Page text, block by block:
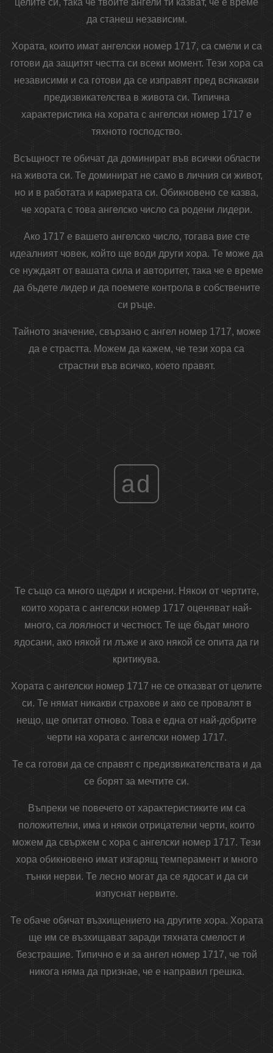
целите си, така че твоите ангели ти казват, че е време
да станеш независим.
Хората, които имат ангелски номер 1717, са смели и са
готови да защитят честта си всеки момент. Тези хора са
независими и са готови да се изправят пред всякакви
предизвикателства в живота си. Типична
характеристика на хората с ангелски номер 1717 е
тяхното господство.
Всъщност те обичат да доминират във всички области
на живота си. Те доминират не само в личния си живот,
но и в работата и кариерата си. Обикновено се казва,
че хората с това ангелско число са родени лидери.
Ако 1717 е вашето ангелско число, тогава вие сте
идеалният човек, който ще води други хора. Те може да
се нуждаят от вашата сила и авторитет, така че е време
да бъдете лидер и да поемете контрола в собствените
си ръце.
Тайното значение, свързано с ангел номер 1717, може
да е страстта. Можем да кажем, че тези хора са
страстни във всичко, което правят.
ad
Те също са много щедри и искрени. Някои от чертите,
които хората с ангелски номер 1717 оценяват най-
много, са лоялност и честност. Те ще бъдат много
ядосани, ако някой ги лъже и ако някой се опита да ги
критикува.
Хората с ангелски номер 1717 не се отказват от целите
си. Те нямат никакви страхове и ако се провалят в
нещо, ще опитат отново. Това е една от най-добрите
черти на хората с ангелски номер 1717.
Те са готови да се справят с предизвикателствата и да
се борят за мечтите си.
Въпреки че повечето от характеристиките им са
положителни, има и някои отрицателни черти, които
можем да свържем с хора с ангелски номер 1717. Тези
хора обикновено имат изгарящ темперамент и много
тънки нерви. Те лесно могат да се ядосат и да си
изпуснат нервите.
Те обаче обичат възхищението на другите хора. Хората
ще им се възхищават заради тяхната смелост и
безстрашие. Типично е и за ангел номер 1717, че той
никога няма да признае, че е направил грешка.